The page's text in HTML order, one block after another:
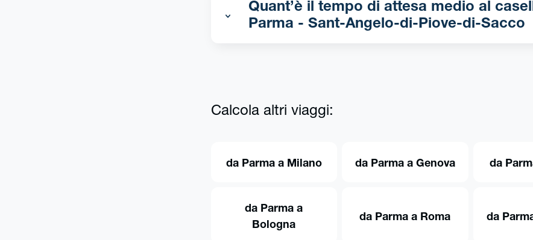
Quant’è il tempo di attesa medio al
Parma - Sant-Angelo-di-Piove-di-Sacco
Calcola altri viaggi:
da Parma a Milano da Parma a Genova da
da Parma a
Bologna
da Parma a Roma da